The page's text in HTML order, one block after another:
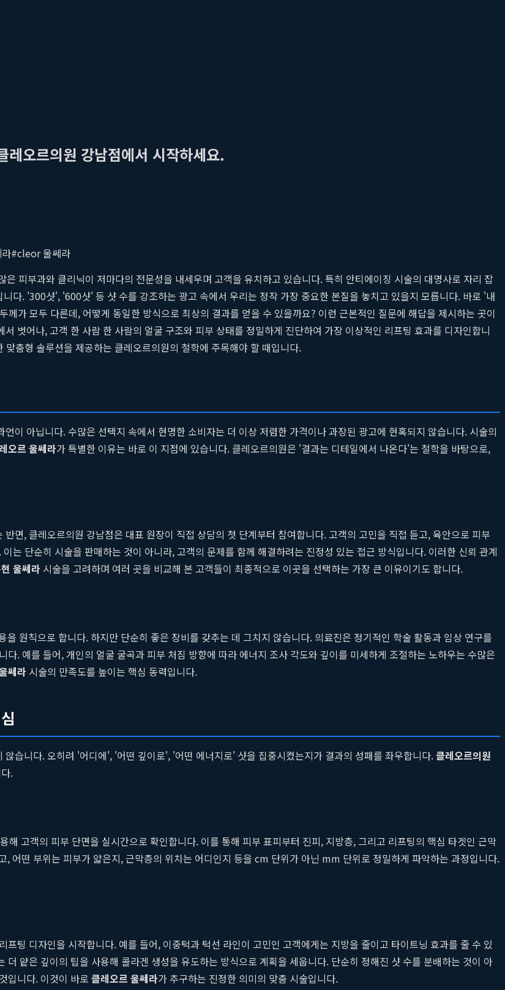
오르의원 강남점에서 시작하세요.
#cleor 울쎄라
피부과와 클리닉이 저마다의 전문성을 내세우며 고객을 유치하고 있습니다. 특히 안티에이징 시술의 대명사로 자리 잡
다. '300샷', '600샷' 등 샷 수를 강조하는 광고 속에서 우리는 정작 가장 중요한 본질을 놓치고 있을지 모릅니다. 바로 '내
가 모두 다른데, 어떻게 동일한 방식으로 최상의 결과를 얻을 수 있을까요? 이런 근본적인 질문에 해답을 제시하는 곳이
벗어나, 고객 한 사람 한 사람의 얼굴 구조와 피부 상태를 정밀하게 진단하여 가장 이상적인 리프팅 효과를 디자인합니
춤형 솔루션을 제공하는 클레오르의원의 철학에 주목해야 할 때입니다.
이 아닙니다. 수많은 선택지 속에서 현명한 소비자는 더 이상 저렴한 가격이나 과장된 광고에 현혹되지 않습니다. 시술의
오르 울쎄라가 특별한 이유는 바로 이 지점에 있습니다. 클레오르의원은 '결과는 디테일에서 나온다'는 철학을 바탕으로,
면, 클레오르의원 강남점은 대표 원장이 직접 상담의 첫 단계부터 참여합니다. 고객의 고민을 직접 듣고, 육안으로 피부
는 단순히 시술을 판매하는 것이 아니라, 고객의 문제를 함께 해결하려는 진정성 있는 접근 방식입니다. 이러한 신뢰 관계
울쎄라 시술을 고려하며 여러 곳을 비교해 본 고객들이 최종적으로 이곳을 선택하는 가장 큰 이유이기도 합니다.
원칙으로 합니다. 하지만 단순히 좋은 장비를 갖추는 데 그치지 않습니다. 의료진은 정기적인 학술 활동과 임상 연구를
. 예를 들어, 개인의 얼굴 굴곡과 피부 처짐 방향에 따라 에너지 조사 각도와 깊이를 미세하게 조절하는 노하우는 수많은
쎄라 시술의 만족도를 높이는 핵심 동력입니다.
습니다. 오히려 '어디에', '어떤 깊이로', '어떤 에너지로' 샷을 집중시켰는지가 결과의 성패를 좌우합니다.클레오르의원
.
고객의 피부 단면을 실시간으로 확인합니다. 이를 통해 피부 표피부터 진피, 지방층, 그리고 리프팅의 핵심 타겟인 근막
어떤 부위는 피부가 얇은지, 근막층의 위치는 어디인지 등을 cm 단위가 아닌 mm 단위로 정밀하게 파악하는 과정입니다.
팅 디자인을 시작합니다. 예를 들어, 이중턱과 턱선 라인이 고민인 고객에게는 지방을 줄이고 타이트닝 효과를 줄 수 있
얕은 깊이의 팁을 사용해 콜라겐 생성을 유도하는 방식으로 계획을 세웁니다. 단순히 정해진 샷 수를 분배하는 것이 아
입니다. 이것이 바로 클레오르 울쎄라가 추구하는 진정한 의미의 맞춤 시술입니다.